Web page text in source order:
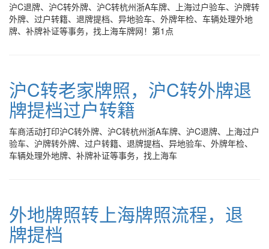
沪C退牌、沪C转外牌、沪C转杭州浙A车牌、上海过户验车、沪牌转
外牌、过户转籍、退牌提档、异地验车、外牌年检、车辆处理外地
牌、补牌补证等事务，找上海车牌网！第1点
沪C转老家牌照，沪C转外牌退
牌提档过户转籍
车商活动打印沪C转外牌、沪C转杭州浙A车牌、沪C退牌、上海过户
验车、沪牌转外牌、过户转籍、退牌提档、异地验车、外牌年检、
车辆处理外地牌、补牌补证等事务，找上海车
外地牌照转上海牌照流程，退
牌提档